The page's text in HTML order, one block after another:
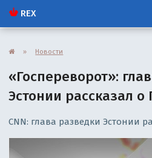
REX
» Новости
«Госпереворот»:
Эстонии рассказал о
CNN: глава разведки Эстонии